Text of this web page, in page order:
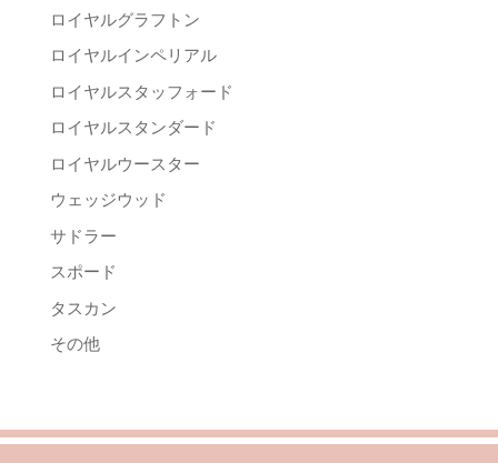
ロイヤルグラフトン
ロイヤルインペリアル
ロイヤルスタッフォード
ロイヤルスタンダード
ロイヤルウースター
ウェッジウッド
サドラー
スポード
タスカン
その他